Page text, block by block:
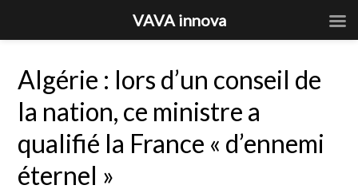
Algérie : lors d’un conseil de
la nation, ce ministre a
qualifié la France « d’ennemi
éternel »
VAVA innova